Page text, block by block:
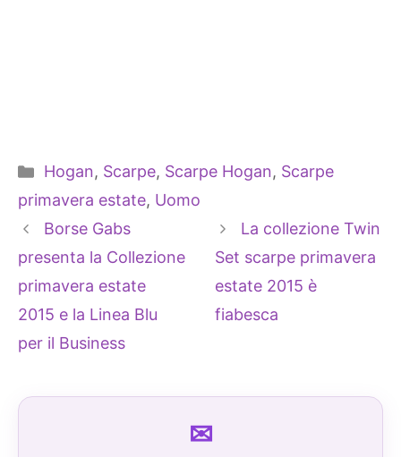
Categorie
Hogan, Scarpe, Scarpe Hogan, Scarpe
primavera estate, Uomo
Borse Gabs
presenta la Collezione
primavera estate
2015 e la Linea Blu
per il Business
La collezione Twin
Set scarpe primavera
estate 2015 è
fiabesca